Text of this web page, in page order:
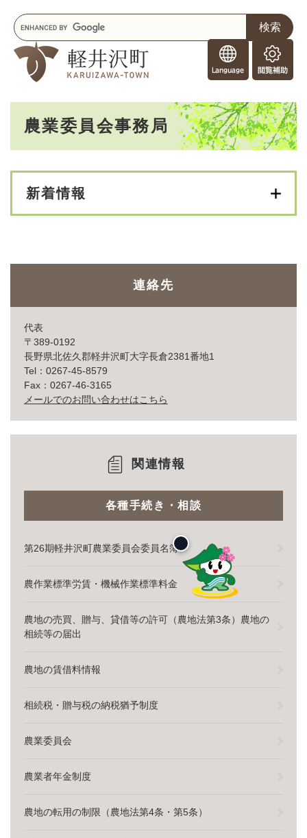
o
r
e
i
n
s
閲
覧
助
キ
ー
ワ
農業委員会事務局
新着情報
連絡先
代表
〒389-0192
長野県北佐久郡軽井沢町大字長倉2381番地1
Tel：0267-45-8579
Fax：0267-46-3165
メールでのお問い合わせはこちら
関連情報
各種手続き・相談
第26期軽井沢町農業委員会委員名簿
農作業標準労賃・機械作業標準料金
農地の売買、贈与、貸借等の許可（農地法第3条）農地の
相続等の届出
農地の賃借料情報
相続税・贈与税の納税猶予制度
農業委員会
農業者年金制度
農地の転用の制限（農地法第4条・第5条）